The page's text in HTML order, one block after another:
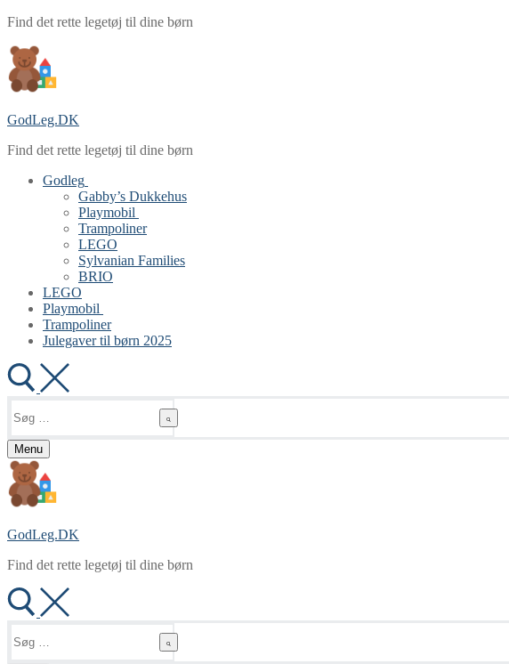
Spring
indhold
Menu
Luk
Find det rette legetøj til dine børn
GodLeg.DK
Find det rette legetøj til dine børn
Godleg
Gabby’s Dukkehus
Playmobil
Trampoliner
LEGO
Sylvanian Families
BRIO
LEGO
Playmobil
Trampoliner
Julegaver til børn 2025
efter:
Menu
GodLeg.DK
Find det rette legetøj til dine børn
efter: